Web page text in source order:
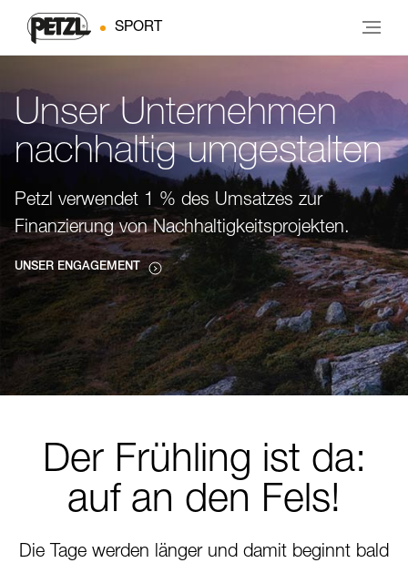
SPORT
Unser Unternehmen
nachhaltig umgestalten
Petzl verwendet 1 % des Umsatzes zur
Finanzierung von Nachhaltigkeitsprojekten.
UNSER ENGAGEMENT
Der Frühling ist da:
auf an den Fels!
Die Tage werden länger und damit beginnt bald